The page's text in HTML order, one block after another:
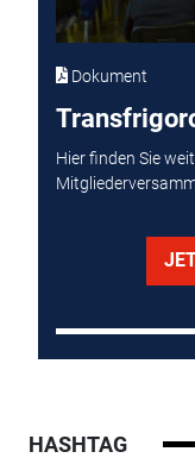
Dokument
Hier finden Sie
HASHTAG